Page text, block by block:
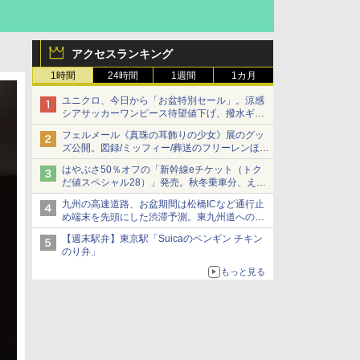
アクセスランキング
1時間 24時間 1週間 1カ月
ユニクロ、今日から「お盆特別セール」。涼感
シアサッカーワンピース待望値下げ、撥水ギア
ショーツは1990円に
フェルメール《真珠の耳飾りの少女》展のグッ
ズ公開。図録/ミッフィー/葬送のフリーレンほ
か、注目ブランドコラボが実現
はやぶさ50％オフの「新幹線eチケット（トク
だ値スペシャル28）」発売。秋冬乗車分、えき
ねっと限定
九州の高速道路、お盆期間は松橋ICなど通行止
め端末を先頭にした渋滞予測。東九州道への迂
回は料金調整を実施
【週末駅弁】東京駅「Suicaのペンギン チキン
のり弁」
もっと見る